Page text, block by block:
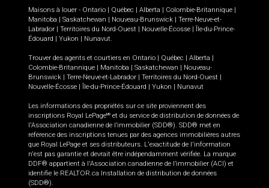
Maisons à louer - Ontario Québec Alberta Colombie-Britannique
Manitoba
Saskatchewan Nouveau-Brunswick
Terre-Neuve-et-
Labrador
Territoires du Nord-Ouest Nouvelle-Écosse
Île-du-Prince-
Édouard
Yukon Nunavut.
Trouver des agents et courtiers en Ontario Québec Alberta
Colombie-Britannique
Manitoba Saskatchewan
Nouveau-
Brunswick
Terre-Neuve-et-Labrador Territoires du Nord-Ouest
Nouvelle-Écosse
Île-du-Prince-Édouard Yukon Nunavut
Les informations des propriétés sur ce site proviennent des
inscriptions Royal LePageMD et du service de distribution de données de
l'Association canadienne de l’immobilier (SDD®). SDD® met en
référence des inscriptions tenues par des agences immobilières autres
que Royal LePage et ses distributeurs. L'exactitude de l'information
n'est pas garantie et devrait être indépendamment vérifiée. La marque
DDF® appartient à l'Association canadienne de l’immobilier (ACI) et
identifie le REALTOR.ca Installation de distribution de données
(SDD®).